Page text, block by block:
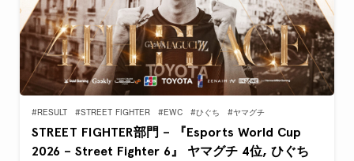
#RESULT #STREET FIGHTER #EWC #ひぐち #ヤマグチ
STREET FIGHTER部門 – 『Esports World Cup
2026 – Street Fighter 6』 ヤマグチ 4位, ひぐち